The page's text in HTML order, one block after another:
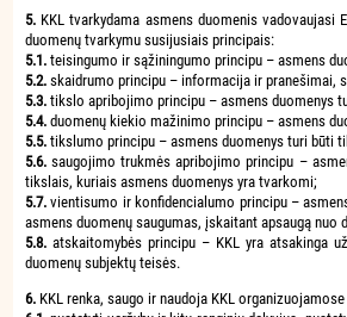
5. KKL tvarkydama asmens duomenis
duomenų tvarkymu susijusiais principais:
5.1. teisingumo ir sąžiningumo principu – asmens
5.2. skaidrumo principu – informacija ir pranešimai,
5.3. tikslo apribojimo principu – asmens duomenys
5.4. duomenų kiekio mažinimo principu – asmens
5.5. tikslumo principu – asmens duomenys turi būti
5.6. saugojimo trukmės apribojimo principu –
tikslais, kuriais asmens duomenys yra tvarkomi;
5.7.vientisumo ir konfidencialumo principu –
asmens duomenų saugumas, įskaitant apsaugą
5.8. atskaitomybės principu – KKL yra atsakinga
duomenų subjektų teisės.
6. KKL renka, saugo ir naudoja KKL